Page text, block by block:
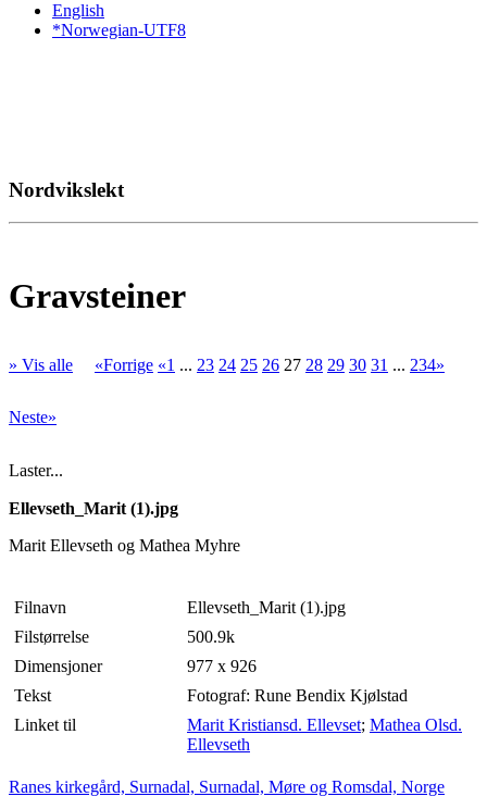
English
*Norwegian-UTF8
Nordvikslekt
Gravsteiner
» Vis alle «Forrige «1 ... 23 24 25 26 27 28 29 30 31 ... 234»
Neste»
Laster...
Ellevseth_Marit (1).jpg
Marit Ellevseth og Mathea Myhre
Filnavn
Ellevseth_Marit (1).jpg
Filstørrelse
500.9k
Dimensjoner
977 x 926
Tekst
Fotograf: Rune Bendix Kjølstad
Linket til
Marit Kristiansd. Ellevset; Mathea Olsd.
Ellevseth
Ranes kirkegård, Surnadal, Surnadal, Møre og Romsdal, Norge